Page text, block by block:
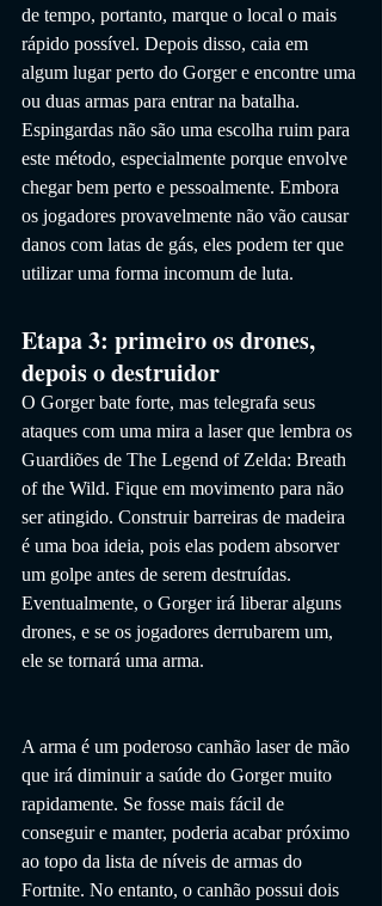
de tempo, portanto, marque o local o mais
rápido possível. Depois disso, caia em
algum lugar perto do Gorger e encontre uma
ou duas armas para entrar na batalha.
Espingardas não são uma escolha ruim para
este método, especialmente porque envolve
chegar bem perto e pessoalmente. Embora
os jogadores provavelmente não vão causar
danos com latas de gás, eles podem ter que
utilizar uma forma incomum de luta.
Etapa 3: primeiro os drones,
depois o destruidor
O Gorger bate forte, mas telegrafa seus
ataques com uma mira a laser que lembra os
Guardiões de The Legend of Zelda: Breath
of the Wild. Fique em movimento para não
ser atingido. Construir barreiras de madeira
é uma boa ideia, pois elas podem absorver
um golpe antes de serem destruídas.
Eventualmente, o Gorger irá liberar alguns
drones, e se os jogadores derrubarem um,
ele se tornará uma arma.
A arma é um poderoso canhão laser de mão
que irá diminuir a saúde do Gorger muito
rapidamente. Se fosse mais fácil de
conseguir e manter, poderia acabar próximo
ao topo da lista de níveis de armas do
Fortnite. No entanto, o canhão possui dois